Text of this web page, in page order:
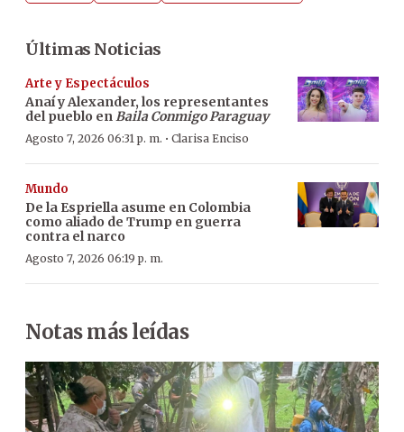
Últimas Noticias
Arte y Espectáculos
Anaí y Alexander, los representantes
del pueblo enBaila Conmigo Paraguay
Agosto 7, 2026 06:31 p. m. · Clarisa Enciso
Mundo
De la Espriella asume en Colombia
como aliado de Trump en guerra
contra el narco
Agosto 7, 2026 06:19 p. m.
Notas más leídas